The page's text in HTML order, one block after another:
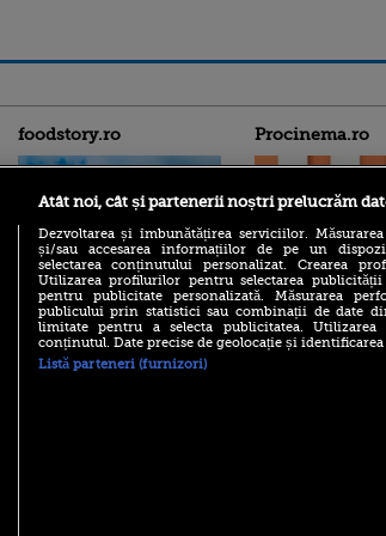
foodstory.ro
(P) Descoperă Lumea
Evenimentelor din România
cu Transilvania Events!
(P) Raku, gaming intens și o
Procinema.ro
Emoții intense
Sebastian Stan!
Annabelle, l-a
Atât noi, cât și partenerii noștri prelucrăm
Dezvoltarea și îmbunătățirea serviciilor.
și/sau accesarea informațiilor de pe un
selectarea conținutului personalizat. Crearea
Utilizarea profilurilor pentru selectarea
pentru publicitate personalizată. Măsurarea
publicului prin statistici sau combinații de date
limitate pentru a selecta publicitatea.
conținutul. Date precise de geolocație și
Listă parteneri (furnizori)